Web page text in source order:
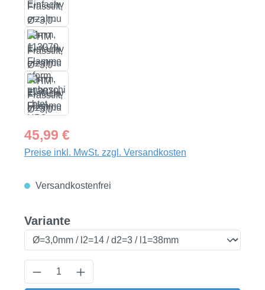
Regulärer Preis:
45,99 €
Preise inkl. MwSt. zzgl. Versandkosten
Versandkostenfrei
Varianteauswählen
Produkt Anzahl: Gib den gewünschten